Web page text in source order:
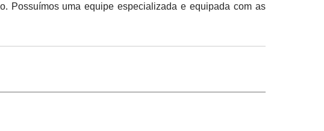
Possuímos uma equipe especializada e equipada com as